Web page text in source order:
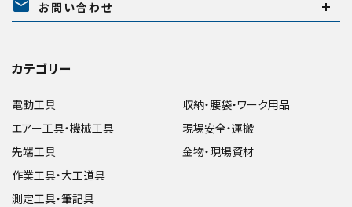
mail お問い合わせ
カテゴリー
電動工具
エアー工具・機械工具
先端工具
作業工具・大工道具
測定工具・筆記具
収納・腰袋・ワーク用品
現場安全・運搬
金物・現場資材